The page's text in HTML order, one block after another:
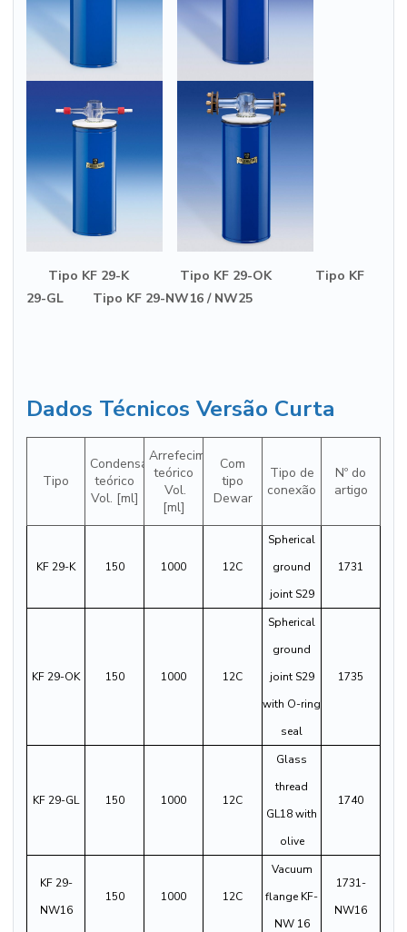
Tipo KF 29-K Tipo KF 29-OK Tipo KF
29-GL Tipo KF 29-NW16 / NW25
Dados Técnicos Versão Curta
Tipo
Condensado
teórico
Vol. [ml]
Arrefecimento
teórico
Vol.
[ml]
Com
tipo
Dewar
Tipo de
conexão
Nº do
artigo
KF 29-K 150 1000 12C
Spherical
ground
joint S29
1731
KF 29-OK 150 1000 12C
Spherical
ground
joint S29
with O-ring
seal
1735
KF 29-GL 150 1000 12C
Glass
thread
GL18 with
olive
1740
KF 29-
NW16
150 1000 12C
Vacuum
flange KF-
NW 16
1731-
NW16